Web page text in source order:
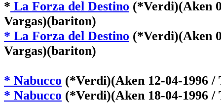
* La Forza del Destino (*Verdi)(Aken
Vargas)(bariton)
* La Forza del Destino (*Verdi)(Aken
Vargas)(bariton)
* Nabucco (*Verdi)(Aken 12-04-1996
* Nabucco (*Verdi)(Aken 18-04-1996